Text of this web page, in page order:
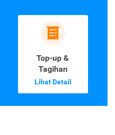
Top-up &
Tagihan
Lihat Detail